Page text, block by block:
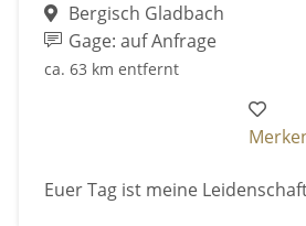
Bergisch Gladbach
Gage: auf Anfrage
ca. 63 km entfernt
Euer Tag ist meine